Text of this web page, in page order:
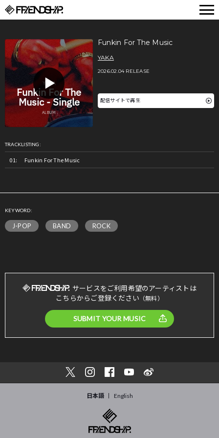
Funkin For The Music
YAKA
2026.02.04 RELEASE
配信サイトで再生
TRACKLISTING:
Funkin For The Music
KEYWORD:
J-POP BAND ROCK
サービスをご利用希望のアーティストは
こちらからご登録ください （無料）
SUBMIT YOUR MUSIC
日本語 English